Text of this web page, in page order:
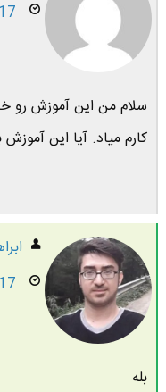
17 خرداد 1396
سلام من این آموزش رو
کارم میاد. آیا این
17 خرداد 1396
بله